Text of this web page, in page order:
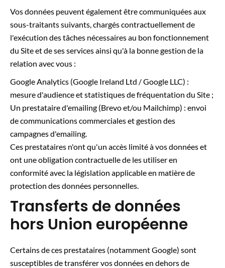
Vos données peuvent également être communiquées aux
sous-traitants suivants, chargés contractuellement de
l'exécution des tâches nécessaires au bon fonctionnement
du Site et de ses services ainsi qu'à la bonne gestion de la
relation avec vous :
Google Analytics (Google Ireland Ltd / Google LLC) :
mesure d'audience et statistiques de fréquentation du Site ;
Un prestataire d'emailing (Brevo et/ou Mailchimp) : envoi
de communications commerciales et gestion des
campagnes d'emailing.
Ces prestataires n'ont qu'un accès limité à vos données et
ont une obligation contractuelle de les utiliser en
conformité avec la législation applicable en matière de
protection des données personnelles.
Transferts de données
hors Union européenne
Certains de ces prestataires (notamment Google) sont
susceptibles de transférer vos données en dehors de